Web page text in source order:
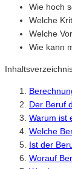
Wie hoch
Welche
Welche
Wie kann
Der Beruf
Warum ist
Welche
Ist der
Worauf